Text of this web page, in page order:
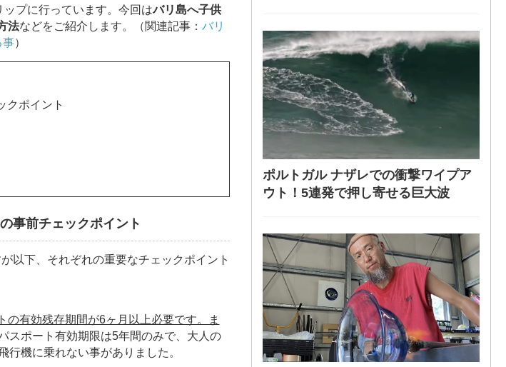
プに行っています。今回はバリ島へ子供
法などをご紹介します。（関連記事： バリ
事）
クポイント
事前チェックポイント
以下、それぞれの重要なチェックポイント
の有効残存期間が6ヶ月以上必要です。ま
スポート有効期限は5年間のみで、大人の
行機に乗れない事がありました。
ポルトガル ナザレでの衝撃ワイプア
ウト！5連発で押し寄せる巨大波